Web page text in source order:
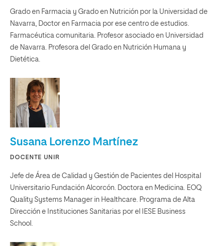
Grado en Farmacia y Grado en Nutrición por la Universidad de
Navarra, Doctor en Farmacia por ese centro de estudios.
Farmacéutica comunitaria. Profesor asociado en Universidad
de Navarra. Profesora del Grado en Nutrición Humana y
Dietética.
Susana Lorenzo Martínez
DOCENTE UNIR
Jefe de Área de Calidad y Gestión de Pacientes del Hospital
Universitario Fundación Alcorcón. Doctora en Medicina. EOQ
Quality Systems Manager in Healthcare. Programa de Alta
Dirección e Instituciones Sanitarias por el IESE Business
School.